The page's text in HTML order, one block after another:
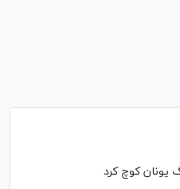
یونان کوچ کرد